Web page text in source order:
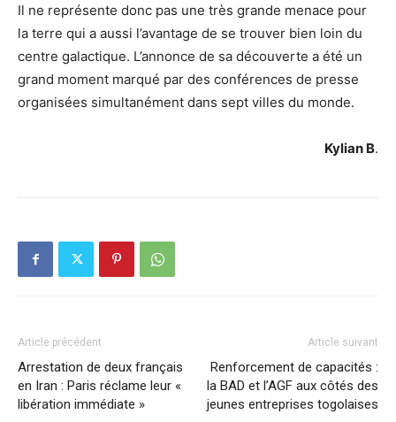
Il ne représente donc pas une très grande menace pour
la terre qui a aussi l’avantage de se trouver bien loin du
centre galactique. L’annonce de sa découverte a été un
grand moment marqué par des conférences de presse
organisées simultanément dans sept villes du monde.
Kylian B.
Article précédent
Arrestation de deux français
en Iran : Paris réclame leur «
libération immédiate »
Article suivant
Renforcement de capacités :
la BAD et l’AGF aux côtés des
jeunes entreprises togolaises